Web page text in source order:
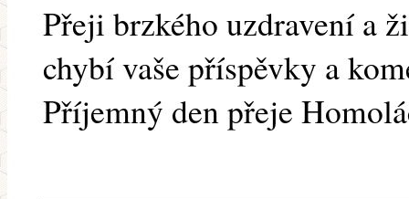
Přeji brzkého uzdravení a
chybí vaše příspěvky a
Příjemný den přeje